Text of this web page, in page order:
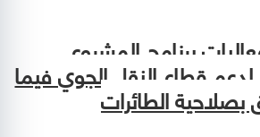
برنامج المشروع
قطاع النقل الجوي فيما
بصلاحية الطائرات